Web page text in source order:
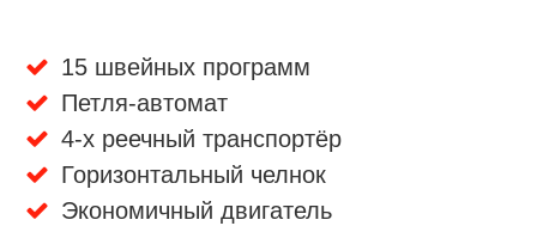
15 швейных программ
Петля-автомат
4-х реечный транспортёр
Горизонтальный челнок
Экономичный двигатель